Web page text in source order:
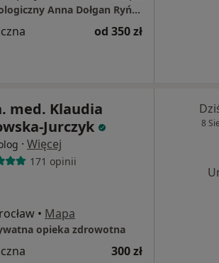
Prywatny Gabinet Neurologiczny Anna Dołgan Ryńska
od 350 zł
med. Klaudia
Jurczyk
· Więcej
171 opinii
• Mapa
opieka zdrowotna
300 zł
8 Sie